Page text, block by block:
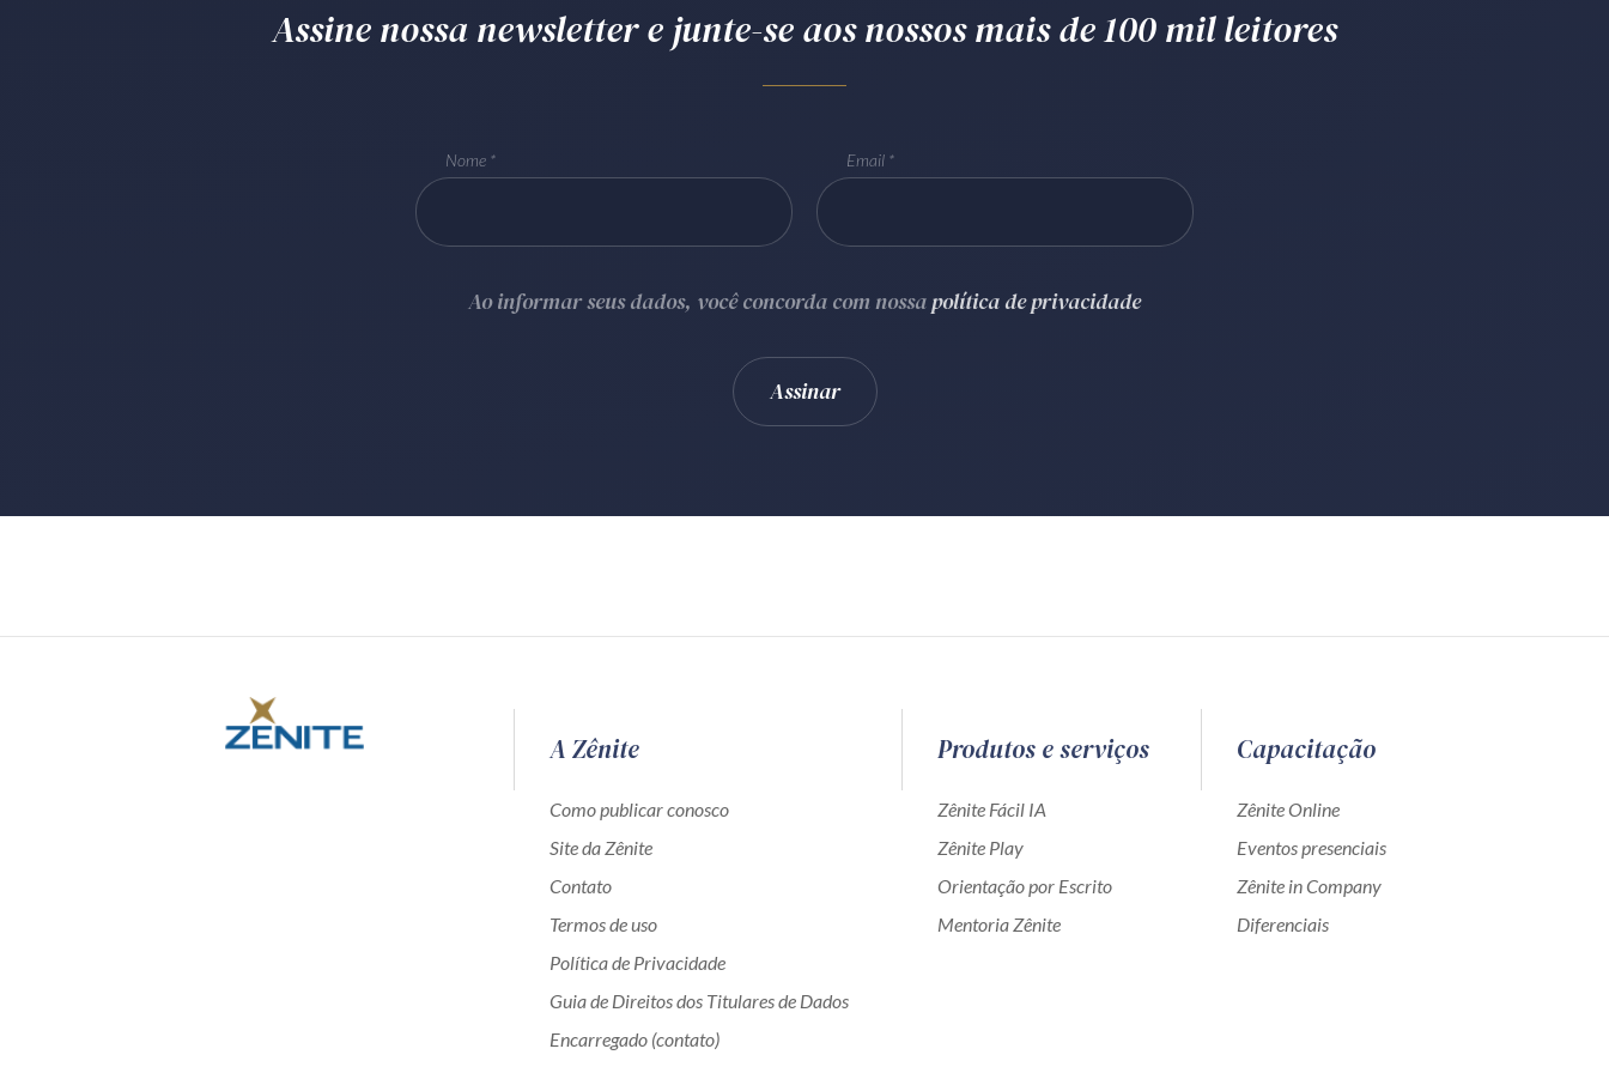
Assine nossa newsletter e junte-se aos nossos mais de 100 mil leitores
Nome Email
Ao informar seus dados, você concorda com nossapolítica de privacidade
A Zênite
Como publicar conosco
Site da Zênite
Contato
Termos de uso
Política de Privacidade
Guia de Direitos dos Titulares de Dados
Encarregado (contato)
Produtos e serviços
Zênite Fácil IA
Zênite Play
Orientação por Escrito
Mentoria Zênite
Capacitação
Zênite Online
Eventos presenciais
Zênite in Company
Diferenciais